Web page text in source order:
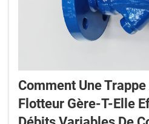
Comment Une
Flotteur Gère-T-Elle